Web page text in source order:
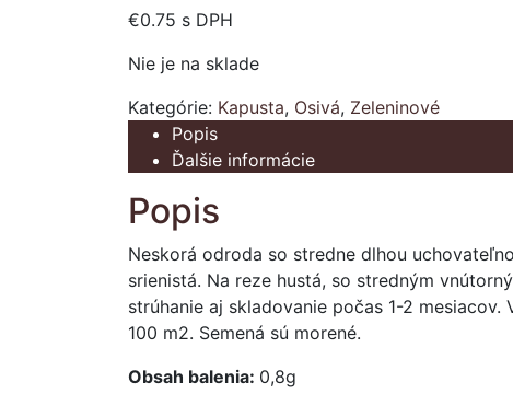
€0.75 s DPH
Nie je na sklade
Kategórie: Kapusta, Osivá, Zeleninové
Popis
Ďalšie informácie
Popis
Neskorá odroda so stredne dlhou
srienistá. Na reze hustá, so stredným
strúhanie aj skladovanie počas 1-2
100 m2. Semená sú morené.
Obsah balenia: 0,8g